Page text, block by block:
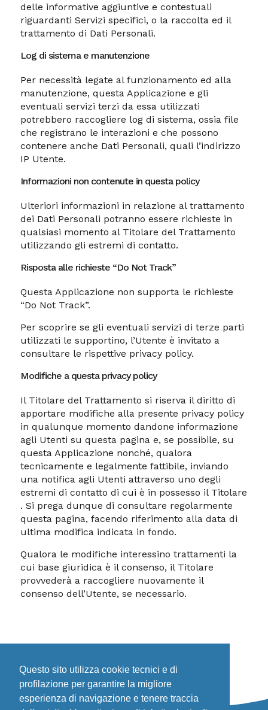
Questo sito utilizza cookie tecnici e di
profilazione per garantire la migliore
esperienza di navigazione e tenere traccia
delle informative aggiuntive e contestuali
riguardanti Servizi specifici, o la raccolta ed il
trattamento di Dati Personali.
Log di sistema e manutenzione
Per necessità legate al funzionamento ed alla
manutenzione, questa Applicazione e gli
eventuali servizi terzi da essa utilizzati
potrebbero raccogliere log di sistema, ossia file
che registrano le interazioni e che possono
contenere anche Dati Personali, quali l’indirizzo
IP Utente.
Informazioni non contenute in questa policy
Ulteriori informazioni in relazione al trattamento
dei Dati Personali potranno essere richieste in
qualsiasi momento al Titolare del Trattamento
utilizzando gli estremi di contatto.
Risposta alle richieste “Do Not Track”
Questa Applicazione non supporta le richieste
“Do Not Track”.
Per scoprire se gli eventuali servizi di terze parti
utilizzati le supportino, l’Utente è invitato a
consultare le rispettive privacy policy.
Modifiche a questa privacy policy
Il Titolare del Trattamento si riserva il diritto di
apportare modifiche alla presente privacy policy
in qualunque momento dandone informazione
agli Utenti su questa pagina e, se possibile, su
questa Applicazione nonché, qualora
tecnicamente e legalmente fattibile, inviando
una notifica agli Utenti attraverso uno degli
estremi di contatto di cui è in possesso il Titolare
. Si prega dunque di consultare regolarmente
questa pagina, facendo riferimento alla data di
ultima modifica indicata in fondo.
Qualora le modifiche interessino trattamenti la
cui base giuridica è il consenso, il Titolare
provvederà a raccogliere nuovamente il
consenso dell’Utente, se necessario.